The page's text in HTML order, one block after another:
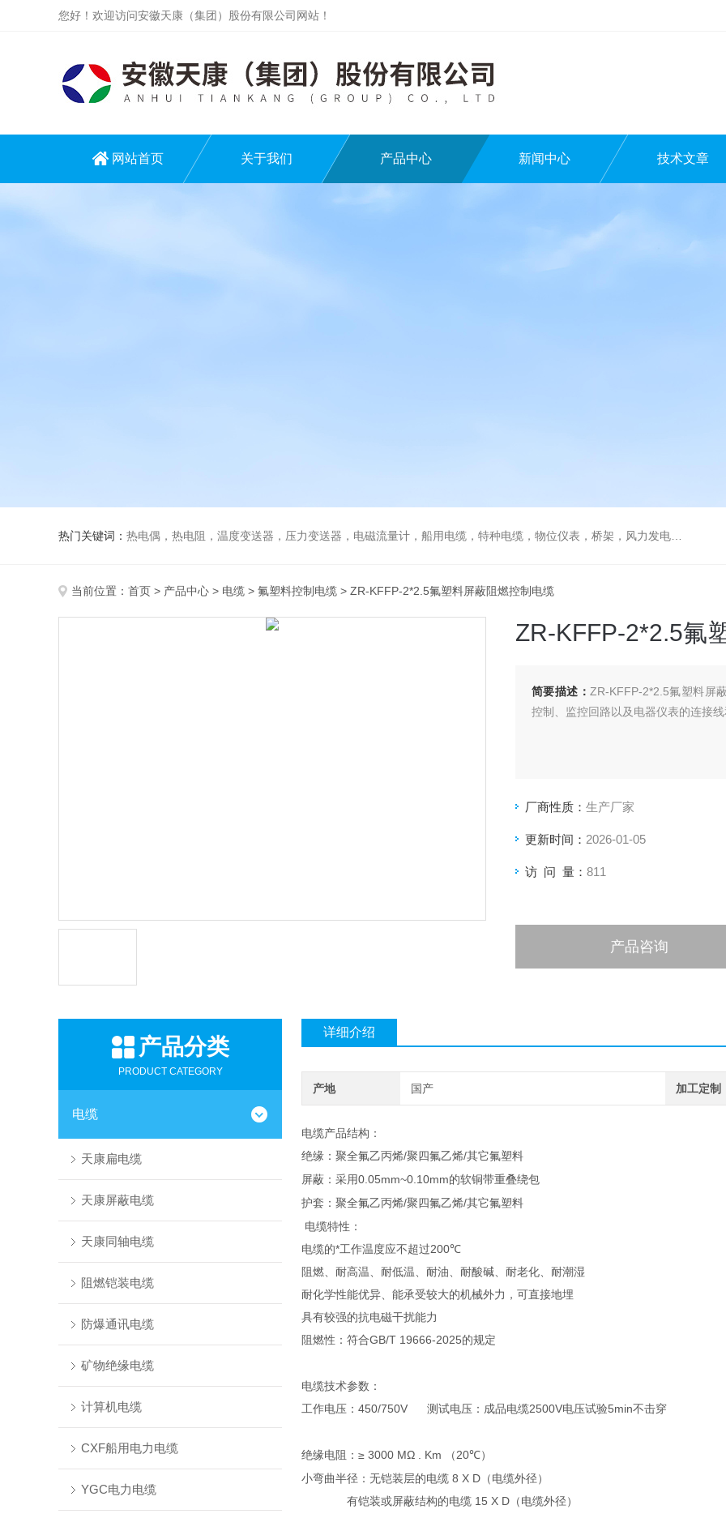
您好！欢迎访问安徽天康（集团）股份有限公司网站！
网站首页 关于我们 产品中心 新闻中心 技术文章
热门关键词： 热电偶，热电阻，温度变送器，压力变送器，电磁流量计，船用电缆，特种电缆，物位仪表，桥架，风力发电用电缆
当前位置： 首页 > 产品中心 > 电缆 > 氟塑料控制电缆 > ZR-KFFP-2*2.5氟塑料屏蔽阻燃控制电缆
ZR-KFFP-2*2.5氟
简要描述： ZR-KFFP-2*2.5氟塑料屏
控制、监控回路以及电器仪表的连接
厂商性质： 生产厂家
更新时间： 2026-01-05
访 问 量： 811
产品咨询
产品分类
PRODUCT CATEGORY
电缆
天康扁电缆
天康屏蔽电缆
天康同轴电缆
阻燃铠装电缆
防爆通讯电缆
矿物绝缘电缆
计算机电缆
CXF船用电力电缆
YGC电力电缆
详细介绍
产地 国产 加工定制
电缆产品结构：
绝缘：聚全氟乙丙烯/聚四氟乙烯/其它氟塑料
屏蔽：采用0.05mm~0.10mm的软铜带重叠绕包
护套：聚全氟乙丙烯/聚四氟乙烯/其它氟塑料
电缆特性：
电缆的*工作温度应不超过200℃
阻燃、耐高温、耐低温、耐油、耐酸碱、耐老化、耐潮湿
耐化学性能优异、能承受较大的机械外力，可直接地埋
具有较强的抗电磁干扰能力
阻燃性：符合GB/T 19666-2025的规定
电缆技术参数：
工作电压：450/750V 测试电压：成品电缆2500V电压试验5min不击穿
绝缘电阻：≥ 3000 MΩ . Km （20℃）
小弯曲半径：无铠装层的电缆 8 X D（电缆外径）
有铠装或屏蔽结构的电缆 15 X D（电缆外径）